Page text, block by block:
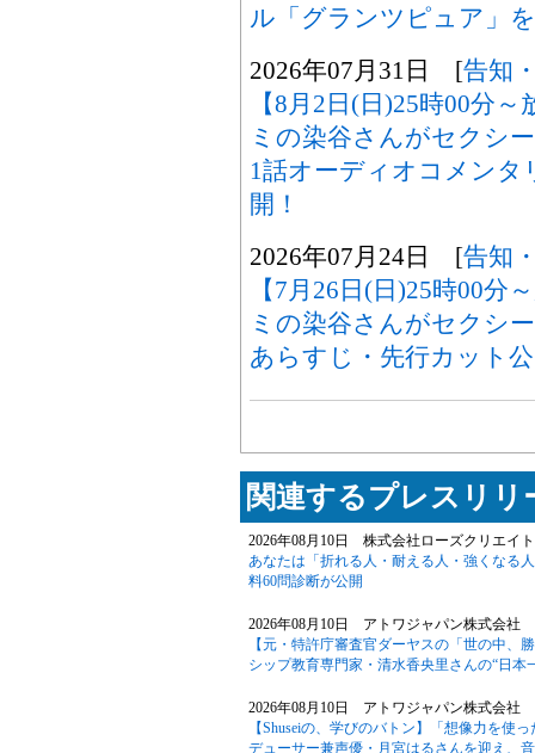
ル「グランツピュア」
2026年07月31日 [告知
【8月2日(日)25時00分
ミの染谷さんがセクシ
1話オーディオコメン
開！
2026年07月24日 [告知
【7月26日(日)25時00分
ミの染谷さんがセクシ
あらすじ・先行カット
関連するプレスリリ
2026年08月10日 株式会社ローズクリエイ
あなたは「折れる人・耐える人・強くなる
料60問診断が公開
2026年08月10日 アトワジャパン株式会社
【元・特許庁審査官ダーヤスの「世の中、
シップ教育専門家・清水香央里さんの“日
2026年08月10日 アトワジャパン株式会社
【Shuseiの、学びのバトン】「想像力を使
デューサー兼声優・月宮はるさんを迎え、